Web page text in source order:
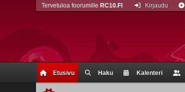
Etusivu Haku Kalenteri
Tervetuloa foorumille RC10.FI Kirjaudu